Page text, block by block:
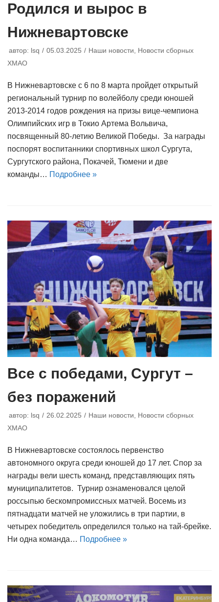
Родился и вырос в
Нижневартовске
автор: lsq 05.03.2025 Наши новости, Новости сборных
ХМАО
В Нижневартовске с 6 по 8 марта пройдет открытый
региональный турнир по волейболу среди юношей
2013-2014 годов рождения на призы вице-чемпиона
Олимпийских игр в Токио Артема Вольвича,
посвященный 80-летию Великой Победы. За награды
поспорят воспитанники спортивных школ Сургута,
Сургутского района, Покачей, Тюмени и две
команды… Подробнее »
Все с победами, Сургут –
без поражений
автор: lsq 26.02.2025 Наши новости
Новости сборных
ХМАО
В Нижневартовске состоялось первенство
автономного округа среди юношей до 17 лет. Спор за
награды вели шесть команд, представляющих пять
муниципалитетов. Турнир ознаменовался целой
россыпью бескомпромиссных матчей. Восемь из
пятнадцати матчей не уложились в три партии, в
четырех победитель определился только на тай-брейке.
Ни одна команда… Подробнее »